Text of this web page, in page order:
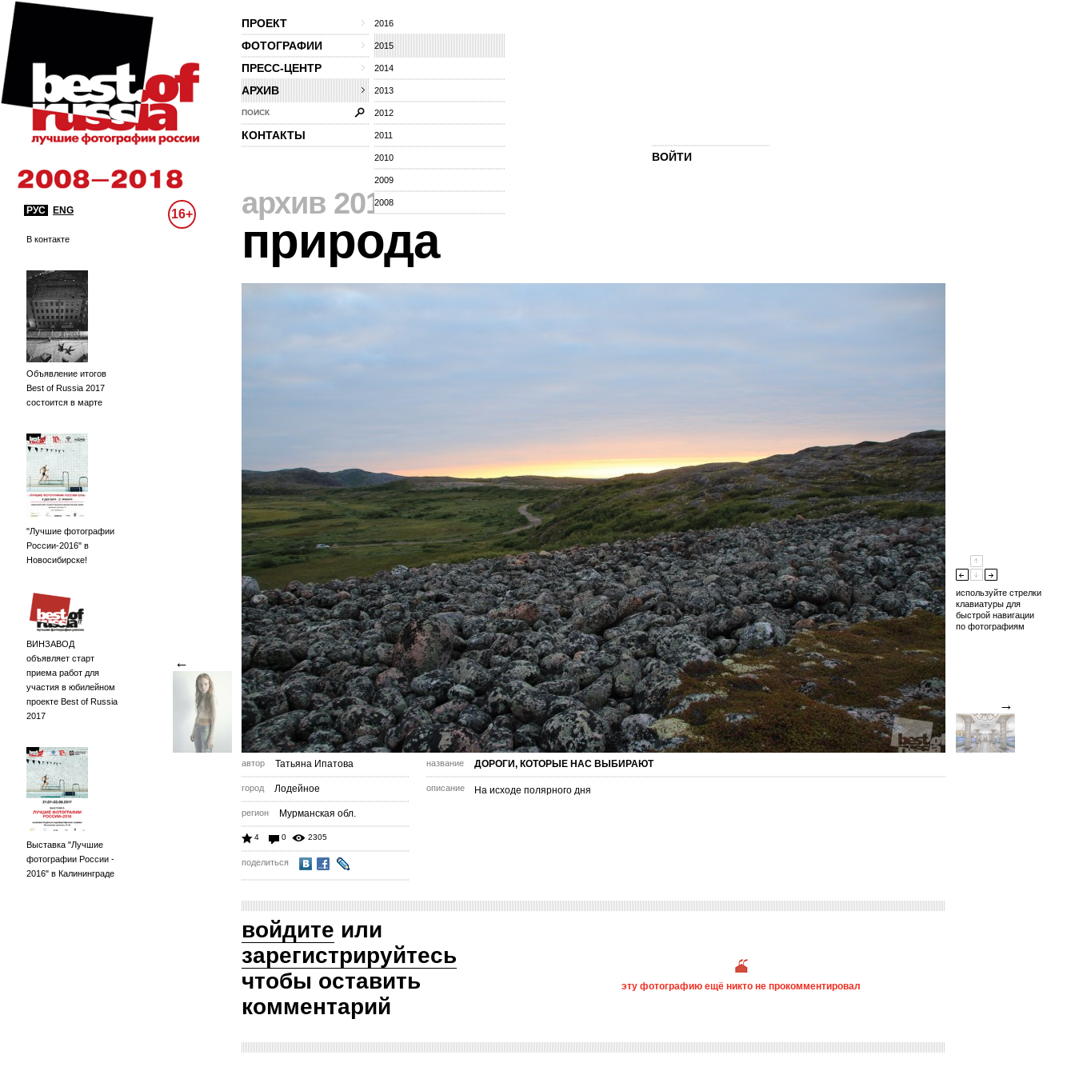
ПРОЕКТ
ФОТОГРАФИИ
ПРЕСС-ЦЕНТР
АРХИВ
2016
2015
2014
2013
2012
2011
2010
2009
2008
ПОИСК
КОНТАКТЫ
ВОЙТИ
РУС ENG 16+
В контакте
Объявление итогов
Best of Russia 2017
состоится в марте
"Лучшие фотографии
России-2016" в
Новосибирске!
ВИНЗАВОД
объявляет старт
приема работ для
участия в юбилейном
проекте Best of Russia
2017
Выставка "Лучшие
фотографии России -
2016" в Калининграде
архив 2015⁄
природа
←
→
используйте стрелки
клавиатуры для
быстрой навигации
по фотографиям
автор Татьяна Ипатова
город Лодейное
регион Мурманская обл.
4 0 2305
поделиться
название ДОРОГИ, КОТОРЫЕ НАС ВЫБИРАЮТ
описание На исходе полярного дня
войдите или
зарегистрируйтесь
чтобы оставить
комментарий
эту фотографию ещё никто не прокомментировал